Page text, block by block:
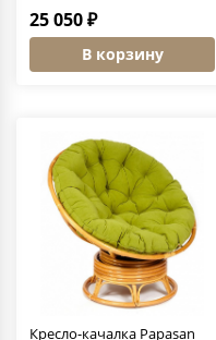
25 050 ₽
В корзину
Кресло-качалка Papasan